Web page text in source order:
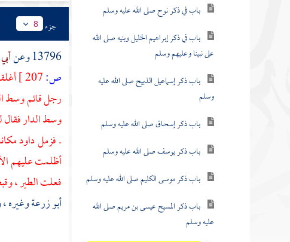
باب في ذكر نوح صلى الله عليه وسلم
باب في ذكر إبراهيم الخليل وبنيه صلى الله
على نبينا وعليهم وسلم
باب ذكر إسماعيل الذبيح صلى الله عليه
وسلم
باب ذكر إسحاق صلى الله عليه وسلم
باب ذكر يوسف صلى الله عليه وسلم
باب ذكر موسى الكليم صلى الله عليه وسلم
باب ذكر المسيح عيسى بن مريم صلى الله
عليه وسلم
جزء 8
13796 وعن
ص:
رجل قائم وسط
وسط الدار فقال
. فزملداود
أظلمت عليهم
فعلت الطير ،
أبو زرعةوغيره